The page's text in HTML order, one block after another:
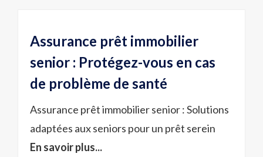
Assurance prêt immobilier
senior : Protégez-vous en cas
de problème de santé
Assurance prêt immobilier senior : Solutions
adaptées aux seniors pour un prêt serein
En savoir plus...